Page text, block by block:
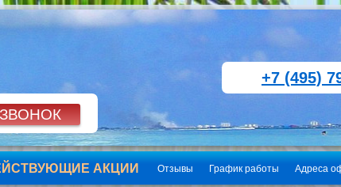
+7 (495)
Адреса
График работы
Отзывы
АКЦИИ